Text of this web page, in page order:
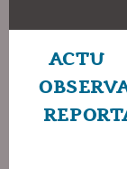
ACTU